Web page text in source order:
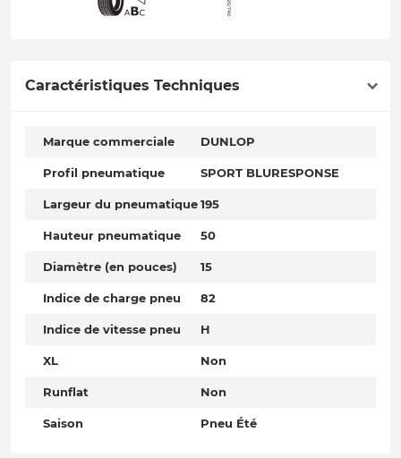
Caractéristiques Techniques
Marque commerciale DUNLOP
Profil pneumatique SPORT BLURESPONSE
Largeur du pneumatique195
Hauteur pneumatique 50
Diamètre (en pouces) 15
Indice de charge pneu 82
Indice de vitesse pneu H
XL Non
Runflat Non
Saison Pneu Été